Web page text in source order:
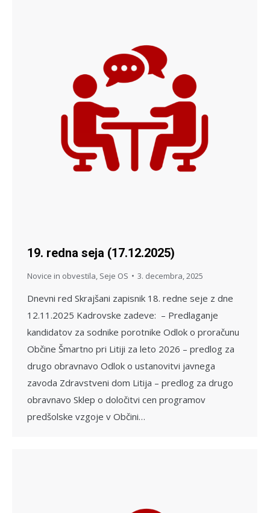
19. redna seja (17.12.2025)
Novice in obvestila Seje OS 3. decembra, 2025
Dnevni red Skrajšani zapisnik 18. redne seje z dne
12.11.2025 Kadrovske zadeve: – Predlaganje
kandidatov za sodnike porotnike Odlok o proračunu
Občine Šmartno pri Litiji za leto 2026 – predlog za
drugo obravnavo Odlok o ustanovitvi javnega
zavoda Zdravstveni dom Litija – predlog za drugo
obravnavo Sklep o določitvi cen programov
predšolske vzgoje v Občini…